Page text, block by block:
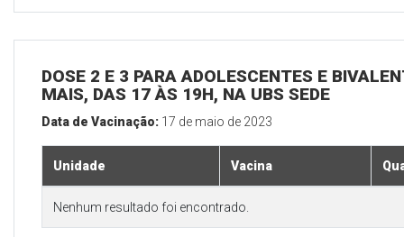
DOSE 2 E 3 PARA ADOLESCENTES E
MAIS, DAS 17 ÀS 19H, NA UBS SEDE
Data de Vacinação: 17 de maio de 2023
Unidade Vacina
Nenhum resultado foi encontrado.